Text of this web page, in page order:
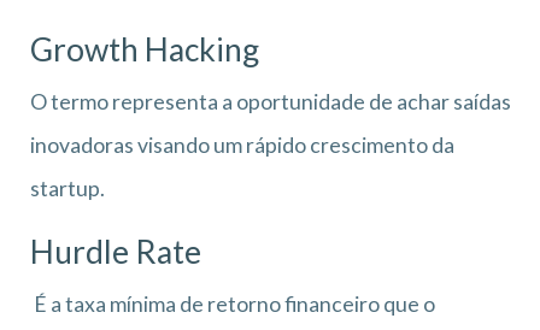
Growth Hacking
O termo representa a oportunidade de achar saídas
inovadoras visando um rápido crescimento da
startup.
Hurdle Rate
É a taxa mínima de retorno financeiro que o